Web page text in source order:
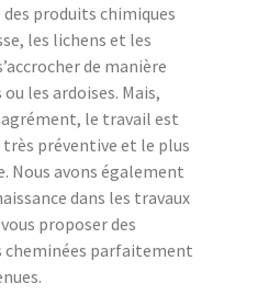
produits chimiques
les lichens et les
de manière
les ardoises. Mais,
le travail est
préventive et le plus
Nous avons également
dans les travaux
proposer des
cheminées parfaitement